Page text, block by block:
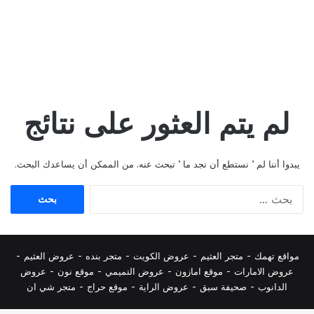
لم يتم العثور على نتائج
يبدوا أننا لم ’ نستطع أن نجد ما ’ تبحث عنه. من الممكن أن يساعدك البحث.
مواقع تهمك - متجر العثيم - عروض الكويت - متجر بنده - عروض العثيم -
عروض الامارات - موقع امازون - عروض التميمي - موقع نون - عروض
الدانوب - صحيفة سبق - عروض الراية - موقع حراج - متجر شي ان